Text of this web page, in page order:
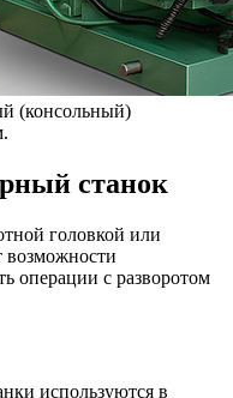
(консольный)
станок
головкой или
возможности
операции с разворотом
используются в